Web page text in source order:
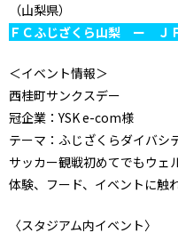
（山梨県）
ＦＣふじざくら山梨 ー Ｊ
＜イベント情報＞
西桂町サンクスデー
冠企業：YSK e-com様
テーマ：ふじざくらダイバシ
サッカー観戦初めてでもウェ
体験、フード、イベントに触
〈スタジアム内イベント〉